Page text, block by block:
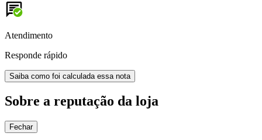
Atendimento
Responde rápido
Saiba como foi calculada essa nota
Sobre a reputação da loja
Fechar